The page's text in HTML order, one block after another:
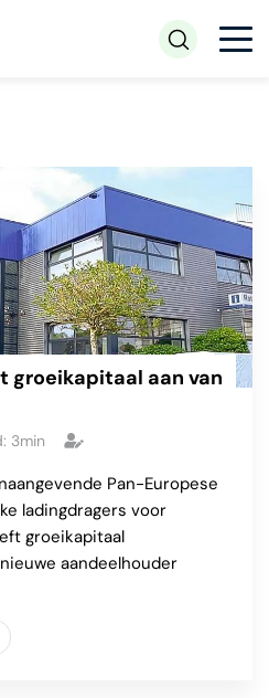
groeikapitaal aan van
3min
Pan-Europese
ladingdragers voor
groeikapitaal
aandeelhouder